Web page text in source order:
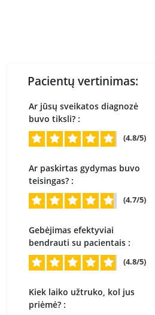
Pacientų vertinimas:
Ar jūsų sveikatos diagnozė
buvo tiksli? :
(4.8/5)
Ar paskirtas gydymas buvo
teisingas? :
(4.7/5)
Gebėjimas efektyviai
bendrauti su pacientais :
(4.8/5)
Kiek laiko užtruko, kol jus
priėmė? :